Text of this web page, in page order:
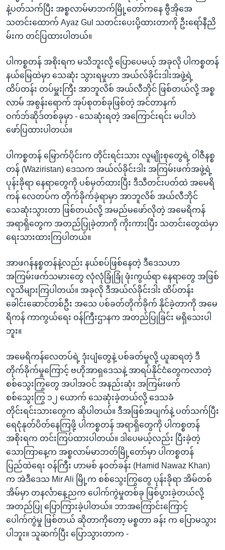
သို့
ကျော်
ရန်
နဲ့ပတ်သက်ပြီး အစ္စလာမ်မာဘက်မြို့တော်ကနေ ဗွီအိုအေ
သတင်းထောက် Ayaz Gul သတင်းပေးပို့ထားတာကို ဦးရော်နီညိ
မ်းက တင်ပြထားပါတယ်။
ပါကစ္စတန် အစိုးရက မသိဘူးလို့ ပြောပေမယ့် အခုလို ပါကစ္စတန်
နယ်မြေထဲမှာ သေဆုံး သွားရမှုဟာ အယ်လ်ခိုင်းဒါးအဖွဲ့ရဲ့
ထိပ်တန်း တပ်မှူးကြီး အာဘူလိစ် အယ်လီဘိုင် ဖြစ်တယ်လို့ အစ္စ
လာမ် အစွန်းရောက် အုပ်စုတစ်ခုဖြစ်တဲ့ အင်တာနက်
ဝက်ဘ်ဆိုဒ်တစ်ခုမှာ - သေဆုံးရတဲ့ အကြောင်းရင်း မပါဘဲ
ဖော်ပြထားပါတယ်။
ပါကစ္စတန် မြောက်ပိုင်းက တိုင်းရင်းသား လူမျိုးစုတွေရဲ့ ဝါဇီနစ္စ
တန် (Waziristan) ဒေသက အယ်လ်ခိုင်းဒါး အကြမ်းဖက်အဖွဲ့ရဲ့
ပုန်းခိုရာ နေရာတွေကို ပစ်မှတ်ထားပြီး ဒီသီတင်းပတ်ထဲ အမေရိ
ကန် လေတပ်က တိုက်ခိုက်ခဲ့ရာမှာ အာဘူလိစ် အယ်လီဘိုင်
သေဆုံးသွားတာ ဖြစ်တယ်လို့ အမည်မဖော်လိုတဲ့ အမေရိကန်
အရာရှိတွေက အတည်ပြုခဲ့တာကို ကိုးကားပြီး သတင်းတွေထဲမှာ
ရေးသားထားကြပါတယ်။
အာဖဂန်နစ္စတန်နဲ့လည်း နယ်စပ်ဖြစ်နေတဲ့ ဒီဒေသဟာ
အကြမ်းဖက်သမားတွေ လုံလုံခြုံခြုံ ဖုံးကွယ်ရာ နေရာတွေ အဖြစ်
လူသိများကြပါတယ်။ အခုလို ဒီအယ်လ်ခိုင်းဒါး ထိပ်တန်း
ခေါင်းဆောင်တစ်ဦး အသေ ပစ်ခတ်တိုက်ခိုက် နိုင်ခဲ့တာကို အမေ
ရိကန် ကာကွယ်ရေး ဝန်ကြီးဌာနက အတည်ပြုခြင်း မရှိသေးပါ
ဘူး။
အမေရိကန်လေတပ်ရဲ့ ဒုံးပျံတွေနဲ့ ပစ်ခတ်မှုလို့ ယူဆရတဲ့ ဒီ
တိုက်ခိုက်မှုကြောင့် ဗဟိုအာရှဒေသနဲ့ အာရပ်နိုင်ငံတွေကလာတဲ့
စစ်သွေးကြွတွေ အပါအဝင် အနည်းဆုံး အကြမ်းဖက်
စစ်သွေးကြွ ၁၂ ယောက် သေဆုံးခဲ့တယ်လို့ ဒေသခံ
တိုင်းရင်းသားတွေက ဆိုပါတယ်။ ဒီအဖြစ်အပျက်နဲ့ ပတ်သက်ပြီး
ရေငုံနုတ်ပိတ်နေကြဖို့ ပါကစ္စတန် အရာရှိတွေကို ပါကစ္စတန်
အစိုးရက တင်းကြပ်ထားပါတယ်။ ဒါပေမယ့်လည်း ပြီးခဲ့တဲ့
သောကြာနေ့က အစ္စလာမ်မာဘတ်မြို့တော်မှာ ပါကစ္စတန်
ပြည်ထဲရေး ဝန်ကြီး ဟာမစ် နဝတ်ခန်း (Hamid Nawaz Khan)
က အဲဒီဒေသ Mir Ali မြို့က စစ်သွေးကြွတွေ ပုန်းခိုရာ အိမ်တစ်
အိမ်မှာ တနင်္လာနေ့ညက ပေါက်ကွဲမှုတစ်ခု ဖြစ်ပွားခဲ့တယ်လို့
အတည်ပြု ပြောကြားခဲ့ပါတယ်။ ဘာအကြောင်းကြောင့်
ပေါက်ကွဲမှု ဖြစ်တယ် ဆိုတာကိုတော့ မစ္စတာ ခန်း က ပြောမသွား
ပါဘူး။ သူဆက်ပြီး ပြောသွားတာက -